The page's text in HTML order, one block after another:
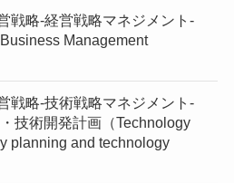
戦略-経営戦略マネジメント-
Management
戦略-技術戦略マネジメント-
技術開発計画（Technology
planning and technology